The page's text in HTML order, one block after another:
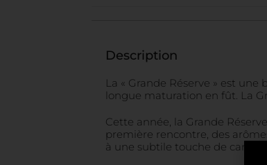
Description
La « Grande Réserve » est
longue maturation en fût. La
Cette année, la Grande
première rencontre, des
à une subtile touche de caramel.